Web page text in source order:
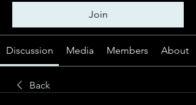
Join
Discussion Media Members About
Back